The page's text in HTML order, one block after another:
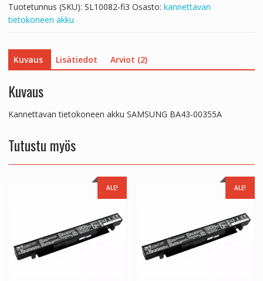
Tuotetunnus (SKU): SL10082-fi3 Osasto: kannettavan
tietokoneen akku
Kuvaus Lisätiedot Arviot (2)
Kuvaus
Kannettavan tietokoneen akku SAMSUNG BA43-00355A
Tutustu myös
ALE! ALE!